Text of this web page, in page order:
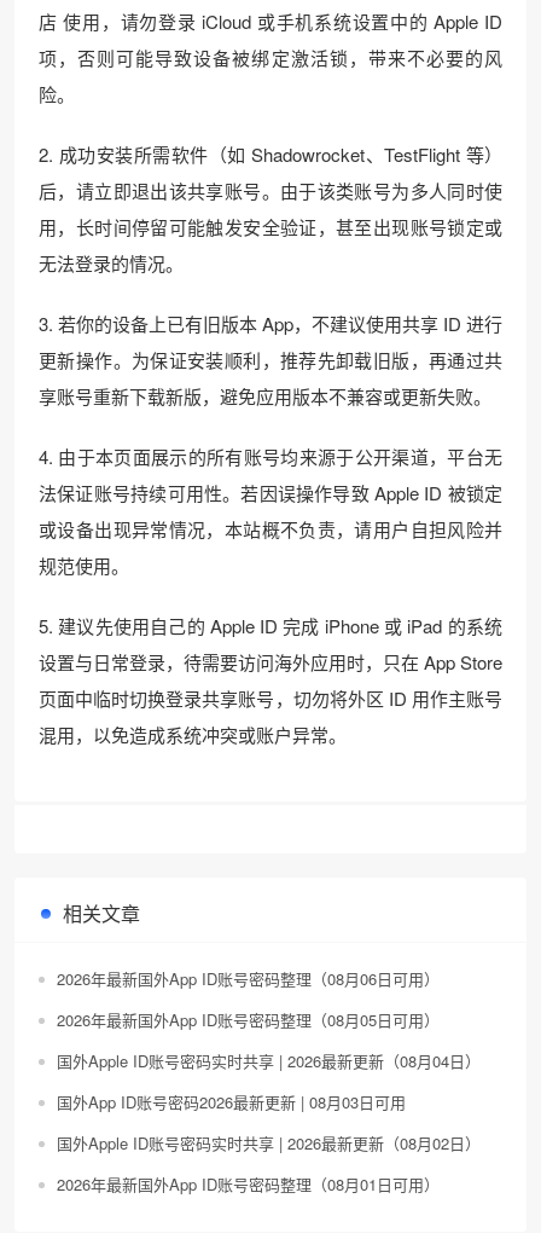
店 使用，请勿登录 iCloud 或手机系统设置中的 Apple ID
项，否则可能导致设备被绑定激活锁，带来不必要的风
险。
2. 成功安装所需软件（如 Shadowrocket、TestFlight 等）
后，请立即退出该共享账号。由于该类账号为多人同时使
用，长时间停留可能触发安全验证，甚至出现账号锁定或
无法登录的情况。
3. 若你的设备上已有旧版本 App，不建议使用共享 ID 进行
更新操作。为保证安装顺利，推荐先卸载旧版，再通过共
享账号重新下载新版，避免应用版本不兼容或更新失败。
4. 由于本页面展示的所有账号均来源于公开渠道，平台无
法保证账号持续可用性。若因误操作导致 Apple ID 被锁定
或设备出现异常情况，本站概不负责，请用户自担风险并
规范使用。
5. 建议先使用自己的 Apple ID 完成 iPhone 或 iPad 的系统
设置与日常登录，待需要访问海外应用时，只在 App Store
页面中临时切换登录共享账号，切勿将外区 ID 用作主账号
混用，以免造成系统冲突或账户异常。
相关文章
2026年最新国外App ID账号密码整理（08月06日可用）
2026年最新国外App ID账号密码整理（08月05日可用）
国外Apple ID账号密码实时共享 | 2026最新更新（08月04日）
国外App ID账号密码2026最新更新 | 08月03日可用
国外Apple ID账号密码实时共享 | 2026最新更新（08月02日）
2026年最新国外App ID账号密码整理（08月01日可用）